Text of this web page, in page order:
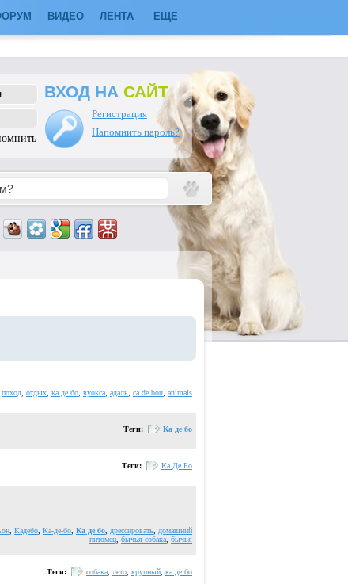
ВИДЕО ЛЕНТА ЕЩЕ
ВХОД НА САЙТ
Регистрация
Напомнить пароль?
поход отдых ка де бо вуокса адаль ca de bou animals
Теги: Ка де бо
Теги: Ка Де Бо
Кадебо Ка-де-бо Ка де бо дрессировать
домашний
питомец бычья собака бычья
Теги: собака лето крупный ка де бо